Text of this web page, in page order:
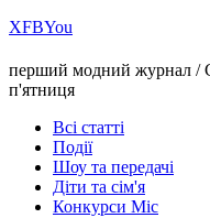
ХFBYou
перший модний журнал /
п'ятниця
Всі статті
Події
Шоу та передачі
Діти та сім'я
Конкурси Міс